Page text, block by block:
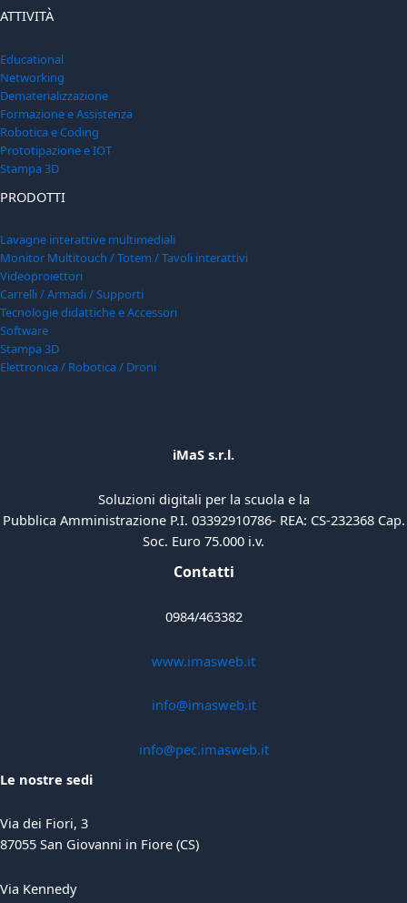
ATTIVITÀ
Educational
Networking
Dematerializzazione
Formazione e Assistenza
Robotica e Coding
Prototipazione e IOT
Stampa 3D
PRODOTTI
Lavagne interattive multimediali
Monitor Multitouch / Totem / Tavoli interattivi
Videoproiettori
Carrelli / Armadi / Supporti
Tecnologie didattiche e Accessori
Software
Stampa 3D
Elettronica / Robotica / Droni
iMaS s.r.l.
Soluzioni digitali per la scuola e la
Pubblica Amministrazione P.I. 03392910786- REA: CS-232368 Cap.
Soc. Euro 75.000 i.v.
Contatti
0984/463382
www.imasweb.it
info@imasweb.it
info@pec.imasweb.it
Le nostre sedi
Via dei Fiori, 3
87055 San Giovanni in Fiore (CS)
Via Kennedy